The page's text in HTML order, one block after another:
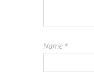
Name *